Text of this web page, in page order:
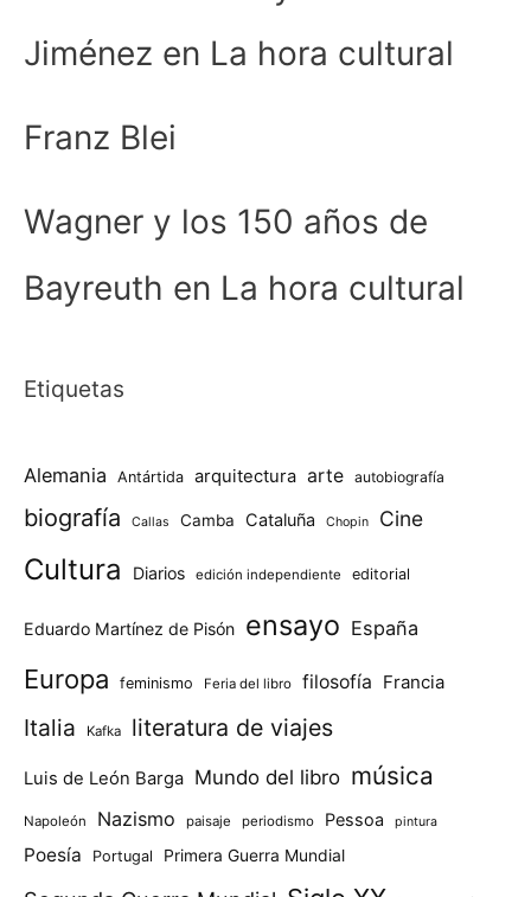
Jiménez en La hora cultural
Franz Blei
Wagner y los 150 años de
Bayreuth en La hora cultural
Etiquetas
Alemania Antártida arquitectura arte autobiografía
biografía Callas Camba Cataluña Chopin Cine
Cultura Diarios edición independiente editorial
Eduardo Martínez de Pisón ensayo España
Europa feminismo Feria del libro filosofía Francia
Italia Kafka literatura de viajes
Luis de León Barga Mundo del libro música
Napoleón Nazismo paisaje periodismo Pessoa pintura
Poesía Portugal Primera Guerra Mundial